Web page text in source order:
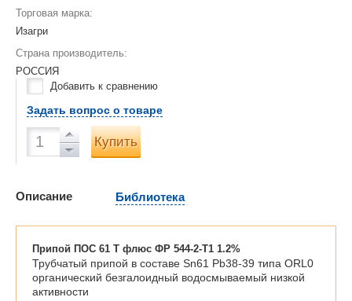
Торговая марка:
Изагри
Страна производитель:
РОССИЯ
Добавить к сравнению
Задать вопрос о товаре
Купить
Описание Библиотека
Припой ПОС 61 Т флюс ФР 544-2-Т1 1.2%
Трубчатый припой в составе Sn61 Pb38-39 типа ORL0
органический безгалоидный водосмываемый низкой
активности